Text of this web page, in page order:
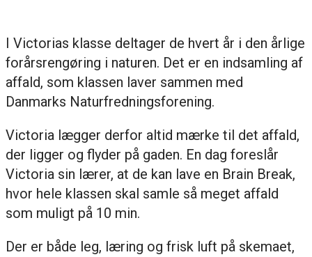
I Victorias klasse deltager de hvert år i den årlige
forårsrengøring i naturen. Det er en indsamling af
affald, som klassen laver sammen med
Danmarks Naturfredningsforening.
Victoria lægger derfor altid mærke til det affald,
der ligger og flyder på gaden. En dag foreslår
Victoria sin lærer, at de kan lave en Brain Break,
hvor hele klassen skal samle så meget affald
som muligt på 10 min.
Der er både leg, læring og frisk luft på skemaet,